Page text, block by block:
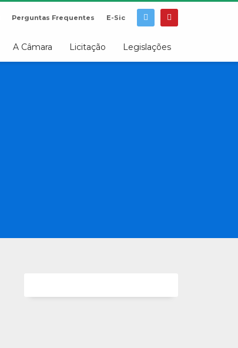
Perguntas Frequentes E-Sic
A Câmara Licitação Legislações